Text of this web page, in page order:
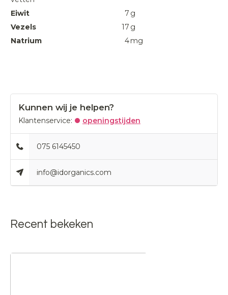
Eiwit 7 g
Vezels
17 g
Natrium
4mg
Kunnen wij je helpen?
Klantenservice: openingstijden
075 6145450
info@idorganics.com
Recent bekeken